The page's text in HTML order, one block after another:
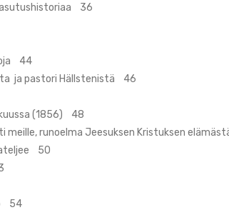
asutushistoriaa 36
44
ja pastori Hällstenistä 46
(1856) 48
meille, runoelma Jeesuksen Kristuksen
50
54